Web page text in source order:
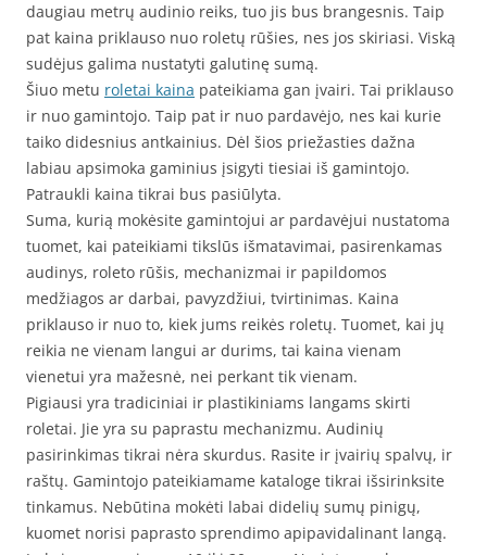
daugiau metrų audinio reiks, tuo jis bus brangesnis. Taip
pat kaina priklauso nuo roletų rūšies, nes jos skiriasi. Viską
sudėjus galima nustatyti galutinę sumą.
Šiuo metu roletai kaina pateikiama gan įvairi. Tai priklauso
ir nuo gamintojo. Taip pat ir nuo pardavėjo, nes kai kurie
taiko didesnius antkainius. Dėl šios priežasties dažna
labiau apsimoka gaminius įsigyti tiesiai iš gamintojo.
Patraukli kaina tikrai bus pasiūlyta.
Suma, kurią mokėsite gamintojui ar pardavėjui nustatoma
tuomet, kai pateikiami tikslūs išmatavimai, pasirenkamas
audinys, roleto rūšis, mechanizmai ir papildomos
medžiagos ar darbai, pavyzdžiui, tvirtinimas. Kaina
priklauso ir nuo to, kiek jums reikės roletų. Tuomet, kai jų
reikia ne vienam langui ar durims, tai kaina vienam
vienetui yra mažesnė, nei perkant tik vienam.
Pigiausi yra tradiciniai ir plastikiniams langams skirti
roletai. Jie yra su paprastu mechanizmu. Audinių
pasirinkimas tikrai nėra skurdus. Rasite ir įvairių spalvų, ir
raštų. Gamintojo pateikiamame kataloge tikrai išsirinksite
tinkamus. Nebūtina mokėti labai didelių sumų pinigų,
kuomet norisi paprasto sprendimo apipavidalinant langą.